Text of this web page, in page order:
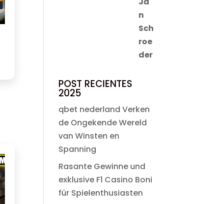
POST RECIENTES
2025
qbet nederland Verken
de Ongekende Wereld
van Winsten en
Spanning
Rasante Gewinne und
exklusive F1 Casino Boni
für Spielenthusiasten